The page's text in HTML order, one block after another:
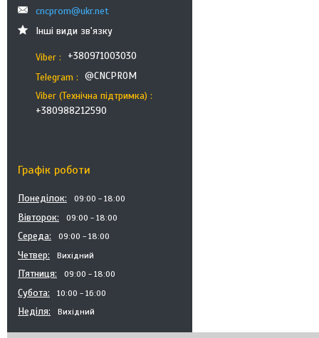
cncprom@ukr.net
Інші види зв'язку
Viber
+380971003030
Telegram
@CNCPROM
Viber (Технічна підтримка)
+380988212590
Графік роботи
Понеділок 09:00 18:00
Вівторок 09:00 18:00
Середа 09:00 18:00
Четвер Вихідний
Пʼятниця 09:00 18:00
Субота 10:00 16:00
Неділя Вихідний